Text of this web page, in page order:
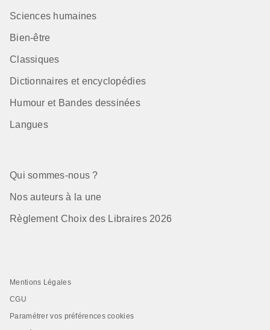
Sciences humaines
Bien-être
Classiques
Dictionnaires et encyclopédies
Humour et Bandes dessinées
Langues
Qui sommes-nous ?
Nos auteurs à la une
Règlement Choix des Libraires 2026
Mentions Légales
CGU
Paramétrer vos préférences cookies